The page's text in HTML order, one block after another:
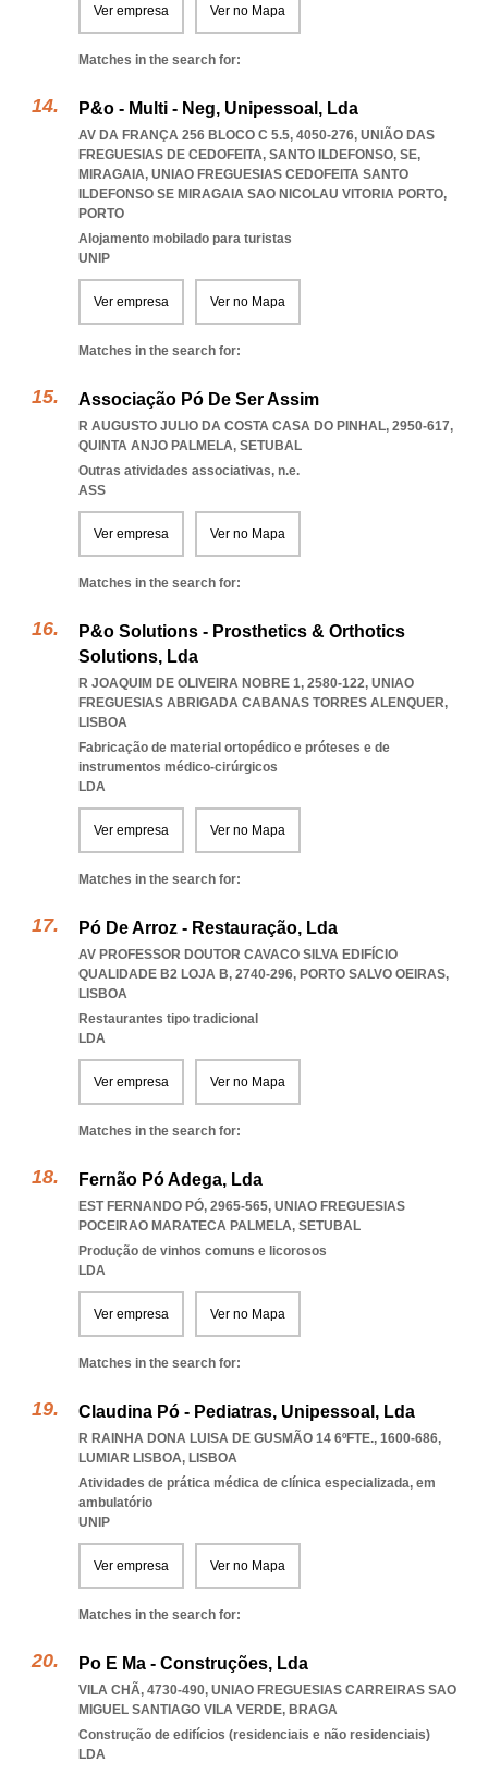
Ver empresa Ver no Mapa
Matches in the search for:
P&o - Multi - Neg, Unipessoal, Lda
AV DA FRANÇA 256 BLOCO C 5.5, 4050-276, UNIÃO DAS
FREGUESIAS DE CEDOFEITA, SANTO ILDEFONSO, SE,
MIRAGAIA, UNIAO FREGUESIAS CEDOFEITA SANTO
ILDEFONSO SE MIRAGAIA SAO NICOLAU VITORIA PORTO,
PORTO
Alojamento mobilado para turistas
UNIP
Ver empresa Ver no Mapa
Matches in the search for:
Associação Pó De Ser Assim
R AUGUSTO JULIO DA COSTA CASA DO PINHAL, 2950-617,
QUINTA ANJO PALMELA, SETUBAL
Outras atividades associativas, n.e.
ASS
Ver empresa Ver no Mapa
Matches in the search for:
P&o Solutions - Prosthetics & Orthotics
Solutions, Lda
R JOAQUIM DE OLIVEIRA NOBRE 1, 2580-122, UNIAO
FREGUESIAS ABRIGADA CABANAS TORRES ALENQUER,
LISBOA
Fabricação de material ortopédico e próteses e de
instrumentos médico-cirúrgicos
LDA
Ver empresa Ver no Mapa
Matches in the search for:
Pó De Arroz - Restauração, Lda
AV PROFESSOR DOUTOR CAVACO SILVA EDIFÍCIO
QUALIDADE B2 LOJA B, 2740-296, PORTO SALVO OEIRAS,
LISBOA
Restaurantes tipo tradicional
LDA
Ver empresa Ver no Mapa
Matches in the search for:
Fernão Pó Adega, Lda
EST FERNANDO PÓ, 2965-565, UNIAO FREGUESIAS
POCEIRAO MARATECA PALMELA, SETUBAL
Produção de vinhos comuns e licorosos
LDA
Ver empresa Ver no Mapa
Matches in the search for:
Claudina Pó - Pediatras, Unipessoal, Lda
R RAINHA DONA LUISA DE GUSMÃO 14 6ºFTE., 1600-686,
LUMIAR LISBOA, LISBOA
Atividades de prática médica de clínica especializada, em
ambulatório
UNIP
Ver empresa Ver no Mapa
Matches in the search for:
Po E Ma - Construções, Lda
VILA CHÃ, 4730-490, UNIAO FREGUESIAS CARREIRAS SAO
MIGUEL SANTIAGO VILA VERDE, BRAGA
Construção de edifícios (residenciais e não residenciais)
LDA